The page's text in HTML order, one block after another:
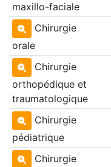
maxillo-faciale
Chirurgie
orale
Chirurgie
orthopédique et
traumatologique
Chirurgie
pédiatrique
Chirurgie